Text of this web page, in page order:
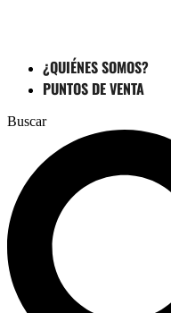
¿QUIÉNES SOMOS?
PUNTOS DE VENTA
Buscar